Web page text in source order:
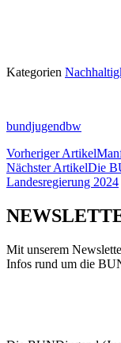
Kategorien
bundjugendbw
Vorheriger Artikel
Nächster ArtikelDie
Landesregierung 2024
Mit unserem
Infos rund um die